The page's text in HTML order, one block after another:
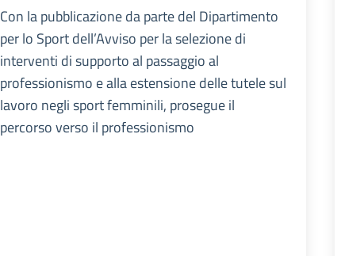
Con la pubblicazione da parte del Dipartimento
per lo Sport dell’Avviso per la selezione di
interventi di supporto al passaggio al
professionismo e alla estensione delle tutele sul
lavoro negli sport femminili, prosegue il
percorso verso il professionismo